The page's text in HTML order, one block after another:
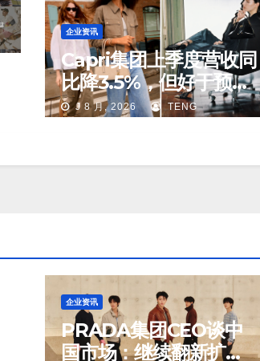
企业资讯
Capri集团上季度营收同
比降3.5%，但好于预
期；Michael Kors 在中
J 8 月, 2026 TENG
企业资讯
PRADA集团CEO谈中
国市场：继续翻新扩建